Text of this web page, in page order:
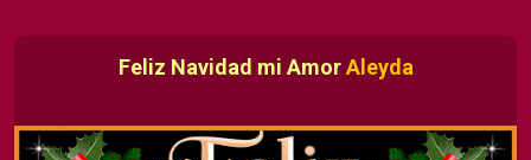
Feliz Navidad mi AmorAleyda